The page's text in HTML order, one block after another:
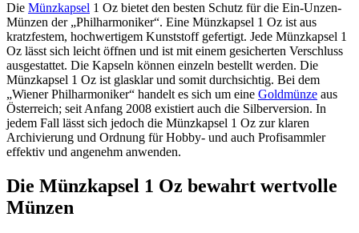
Die Münzkapsel 1 Oz bietet den besten Schutz für die Ein-Unzen-
Münzen der „Philharmoniker“. Eine Münzkapsel 1 Oz ist aus
kratzfestem, hochwertigem Kunststoff gefertigt. Jede Münzkapsel 1
Oz lässt sich leicht öffnen und ist mit einem gesicherten Verschluss
ausgestattet. Die Kapseln können einzeln bestellt werden. Die
Münzkapsel 1 Oz ist glasklar und somit durchsichtig. Bei dem
„Wiener Philharmoniker“ handelt es sich um eine Goldmünze aus
Österreich; seit Anfang 2008 existiert auch die Silberversion. In
jedem Fall lässt sich jedoch die Münzkapsel 1 Oz zur klaren
Archivierung und Ordnung für Hobby- und auch Profisammler
effektiv und angenehm anwenden.
Die Münzkapsel 1 Oz bewahrt wertvolle
Münzen